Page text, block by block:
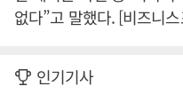
없다”고 말했다. [비즈니
인기기사